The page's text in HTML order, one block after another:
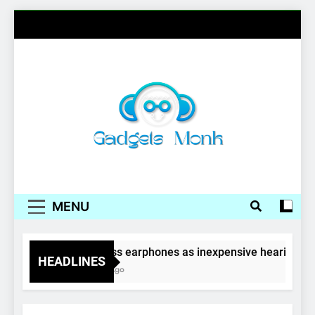
MENU
HEADLINES
Wireless earphones as inexpensive hearing
4 Years Ago